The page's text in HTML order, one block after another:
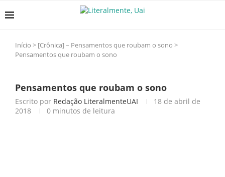
Início > [Crônica] – Pensamentos que roubam o sono >
Pensamentos que roubam o sono
Pensamentos que roubam o sono
Escrito por Redação LiteralmenteUAI
18 de abril de
2018
0 minutos de leitura